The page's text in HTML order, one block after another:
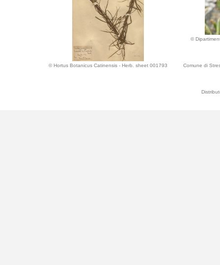
© Hortus Botanicus Catinensis - Herb. sheet 001793
©
Comune di